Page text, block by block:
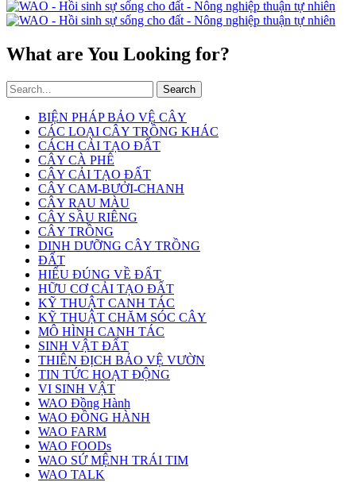
What are You Looking for?
Search
BIỆN PHÁP BẢO VỆ CÂY
CÁC LOẠI CÂY TRỒNG KHÁC
CÁCH CẢI TẠO ĐẤT
CÂY CÀ PHÊ
CÂY CẢI TẠO ĐẤT
CÂY CAM-BƯỞI-CHANH
CÂY RAU MÀU
CÂY SẦU RIÊNG
CÂY TRỒNG
DINH DƯỠNG CÂY TRỒNG
ĐẤT
HIỂU ĐÚNG VỀ ĐẤT
HỮU CƠ CẢI TẠO ĐẤT
KỸ THUẬT CANH TÁC
KỸ THUẬT CHĂM SÓC CÂY
MÔ HÌNH CANH TÁC
SINH VẬT ĐẤT
THIÊN ĐỊCH BẢO VỆ VƯỜN
TIN TỨC HOẠT ĐỘNG
VI SINH VẬT
WAO Đồng Hành
WAO ĐỒNG HÀNH
WAO FARM
WAO FOODs
WAO SỨ MỆNH TRÁI TIM
WAO TALK